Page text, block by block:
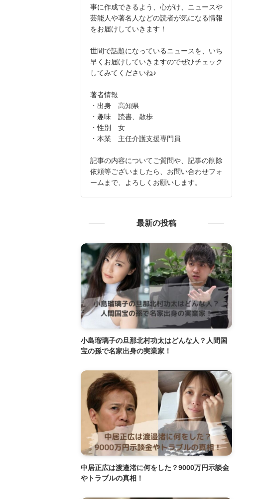
事に作成できるよう、心がけ、ニュースや
芸能人や著名人などの読者が気になる情報
をお届けしていきます！
世間で話題になっているニュースを、いち
早くお届けしていきますのでぜひチェック
してみてくださいね♪
著者情報
・出身 高知県
・趣味 読書、散歩
・性別 女
・本業 主任介護支援専門員
記事の内容についてご質問や、記事の削除
依頼等ございましたら、お問い合わせフォ
ームまで、よろしくお願いします。
最新の投稿
小島瑠璃子の旦那北村功太はどんな人？人間国
宝の孫で名家出身の実業家！
中居正広は渡邉渚に何をした？9000万円示談金
やトラブルの真相！